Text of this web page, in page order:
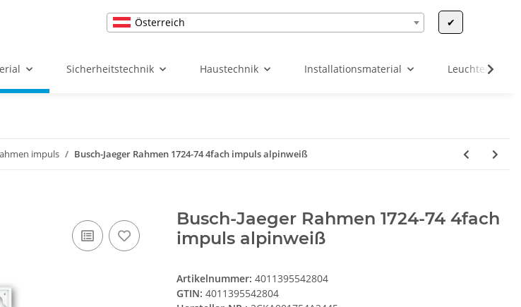
Österreich ✔
Sicherheitstechnik Haustechnik Installationsmaterial Leuchten &
impuls Busch-Jaeger Rahmen 1724-74 4fach impuls alpinweiß
Busch-Jaeger Rahmen 1724-74 4fach
impuls alpinweiß
Artikelnummer: 4011395542804
GTIN: 4011395542804